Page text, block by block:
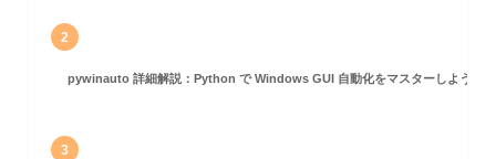
の設定
2
pywinauto 詳細解説：Python で Windows GUI 自動化をマスターしよう！
3